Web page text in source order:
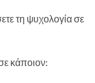
τη ψυχολογία σε
κάποιον: